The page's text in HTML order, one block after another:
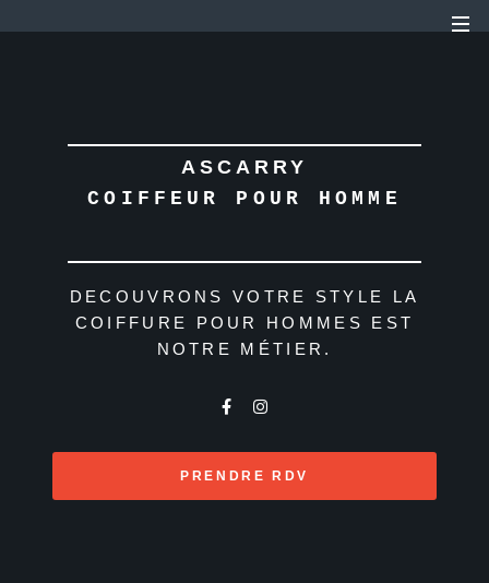
ASCARRY
COIFFEUR POUR HOMME
DECOUVRONS VOTRE STYLE
LA
COIFFURE POUR HOMMES
EST
NOTRE MÉTIER.
PRENDRE RDV